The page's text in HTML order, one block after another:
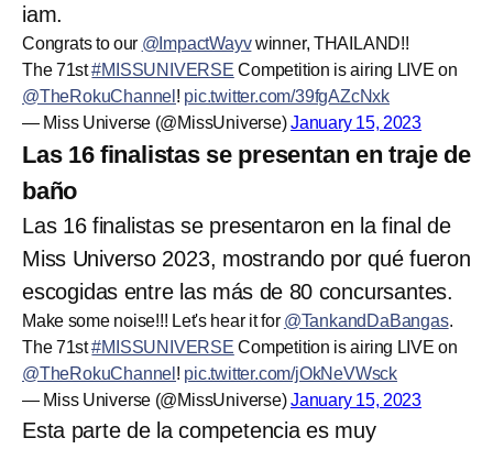
iam.
Congrats to our @ImpactWayvwinner, THAILAND!!
The 71st#MISSUNIVERSE Competition is airing LIVE on
@TheRokuChannel ! pic.twitter.com/39fgAZcNxk
— Miss Universe (@MissUniverse)January 15, 2023
Las 16 finalistas se presentan en traje de
baño
Las 16 finalistas se presentaron en la final de
Miss Universo 2023, mostrando por qué fueron
escogidas entre las más de 80 concursantes.
Make some noise!!! Let's hear it for @TankandDaBangas.
The 71st#MISSUNIVERSE Competition is airing LIVE on
@TheRokuChannel ! pic.twitter.com/jOkNeVWsck
— Miss Universe (@MissUniverse)January 15, 2023
Esta parte de la competencia es muy